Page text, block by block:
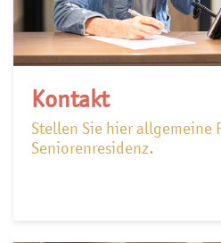
Kontakt
Stellen Sie hier allgemeine
Seniorenresidenz.